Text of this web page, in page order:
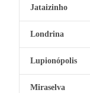
Jataizinho
Londrina
Lupionópolis
Miraselva